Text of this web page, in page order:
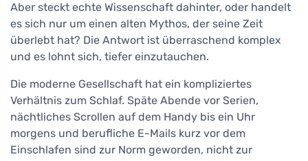
Aber steckt echte Wissenschaft dahinter, oder handelt
es sich nur um einen alten Mythos, der seine Zeit
überlebt hat? Die Antwort ist überraschend komplex
und es lohnt sich, tiefer einzutauchen.
Die moderne Gesellschaft hat ein kompliziertes
Verhältnis zum Schlaf. Späte Abende vor Serien,
nächtliches Scrollen auf dem Handy bis ein Uhr
morgens und berufliche E-Mails kurz vor dem
Einschlafen sind zur Norm geworden, nicht zur